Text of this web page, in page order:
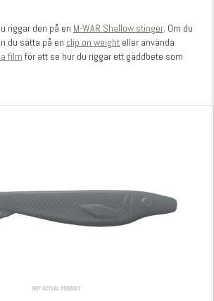
riggar den på en M-WAR Shallow stinger. Om du
du sätta på en clip on weight eller använda
filmför att se hur du riggar ett gäddbete som